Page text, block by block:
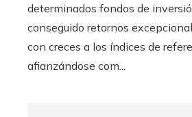
determinados fondos de
conseguido retornos
con creces a los índices de
afianzándose com...